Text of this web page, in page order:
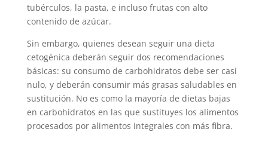
tubérculos, la pasta, e incluso frutas con alto
contenido de azúcar.
Sin embargo, quienes desean seguir una dieta
cetogénica deberán seguir dos recomendaciones
básicas: su consumo de carbohidratos debe ser casi
nulo, y deberán consumir más grasas saludables en
sustitución. No es como la mayoría de dietas bajas
en carbohidratos en las que sustituyes los alimentos
procesados por alimentos integrales con más fibra.